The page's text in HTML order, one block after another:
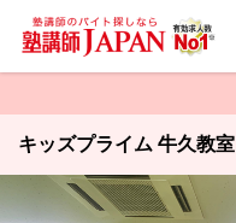
キッズプライム 牛久教室